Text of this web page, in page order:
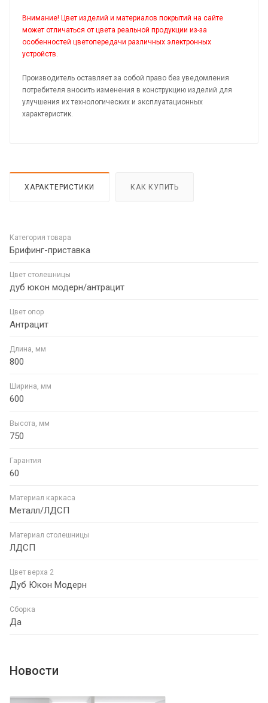
Внимание! Цвет изделий и материалов покрытий на сайте
может отличаться от цвета реальной продукции из-за
особенностей цветопередачи различных электронных
устройств.
Производитель оставляет за собой право без уведомления
потребителя вносить изменения в конструкцию изделий для
улучшения их технологических и эксплуатационных
характеристик.
ХАРАКТЕРИСТИКИ КАК КУПИТЬ
Категория товара
Брифинг-приставка
Цвет столешницы
дуб юкон модерн/антрацит
Цвет опор
Антрацит
Длина, мм
800
Ширина, мм
600
Высота, мм
750
Гарантия
60
Материал каркаса
Металл/ЛДСП
Материал столешницы
ЛДСП
Цвет верха 2
Дуб Юкон Модерн
Сборка
Да
Новости